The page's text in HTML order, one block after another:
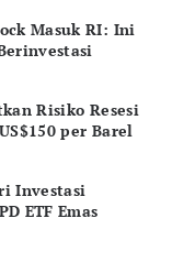
Masuk RI: Ini
Risiko Resesi
per Barel
Investasi
ETF Emas